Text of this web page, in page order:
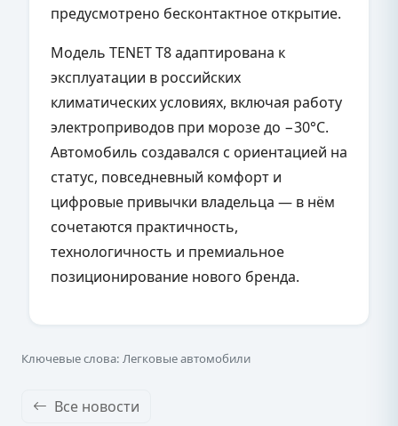
предусмотрено бесконтактное открытие.
Модель TENET T8 адаптирована к
эксплуатации в российских
климатических условиях, включая работу
электроприводов при морозе до −30°С.
Автомобиль создавался с ориентацией на
статус, повседневный комфорт и
цифровые привычки владельца — в нём
сочетаются практичность,
технологичность и премиальное
позиционирование нового бренда.
Ключевые слова: Легковые автомобили
Все новости